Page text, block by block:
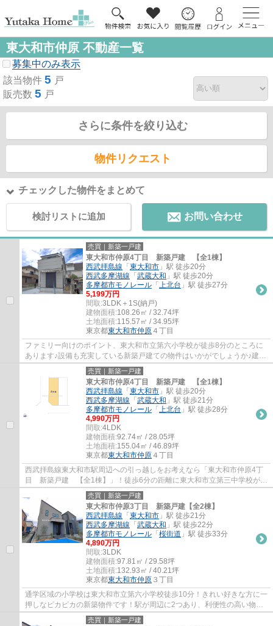
東大和市仲原 不動産一覧
募集中のみ表示
該当物件 5 戸
販売数 5 戸
さらに条件を絞り込む
物件リクエスト
チェックした物件をまとめて
検討リストに追加 お問い合わせ
売買｜新築一戸建
東大和市仲原4丁目 新築戸建 【全1棟】
西武拝島線 「 東大和市 」駅 徒歩20分
西武多摩湖線 「 武蔵大和 」駅 徒歩20分
多摩都市モノレール 「 上北台 」駅 徒歩27分
5,199万円
間取:3LDK＋1S(納戸)
建物面積:108.26㎡ / 32.74坪
土地面積:115.57㎡ / 34.95坪
東京都東大和市仲原 ４丁目
ファミリー向けのポイント、東大和市立第六小学校が徒歩8分のところに
あります♪設備も充実している新築戸建ての物件はいかがでしょうか♪建物
面積108.26㎡もありますので、ご検討くださ...
売買｜新築一戸建
東大和市仲原4丁目 新築戸建 【全1棟】
西武拝島線 「 東大和市 」駅 徒歩20分
西武多摩湖線 「 武蔵大和 」駅 徒歩21分
多摩都市モノレール 「 上北台 」駅 徒歩28分
4,990万円
間取:4LDK
建物面積:92.74㎡ / 28.05坪
土地面積:155.04㎡ / 46.89坪
東京都東大和市仲原 ４丁目
西武拝島線東大和市駅周辺への引っ越しをお考えなら「東大和市仲原4丁
目 新築戸建 【全1棟】」！徒歩6分の距離に東大和市立第三中学校があ
るのも魅力！新築の戸建て物件です！東大和...
売買｜新築一戸建
東大和市仲原3丁目 新築戸建【全2棟】
西武拝島線 「 東大和市 」駅 徒歩21分
西武多摩湖線 「 武蔵大和 」駅 徒歩22分
多摩都市モノレール 「 桜街道 」駅 徒歩33分
4,890万円
間取:3LDK
建物面積:97.81㎡ / 29.58坪
土地面積:132.93㎡ / 40.21坪
東京都東大和市仲原 ３丁目
通学区域の小学校は東大和市立第六小学校徒歩10分！きれい好きな方に一
押しなピカピカの新築物件です！駅が周辺に2つあり、利便性の高い物件
です！こちらの土地は前面道路6m以上です！...
売買｜新築一戸建